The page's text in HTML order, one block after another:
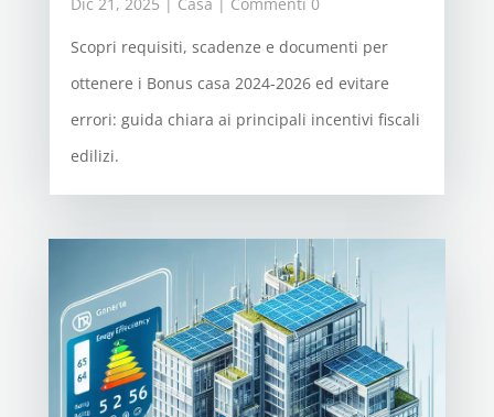
Scopri requisiti, scadenze e documenti per
ottenere i Bonus casa 2024-2026 ed evitare
errori: guida chiara ai principali incentivi fiscali
edilizi.